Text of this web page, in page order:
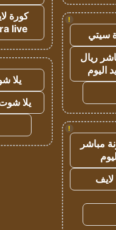
!
سيتي
ريال
اليوم
!
مباشر
لايف
كورة
live
يلا
يلا